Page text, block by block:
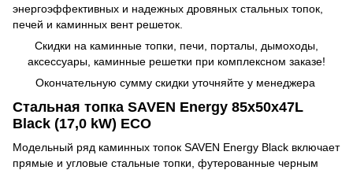
энергоэффективных и надежных дровяных стальных топок,
печей и каминных вент решеток.
Скидки на каминные топки, печи, порталы, дымоходы,
аксессуары, каминные решетки при комплексном заказе!
Окончательную сумму скидки уточняйте у менеджера
Стальная топка SAVEN Energy 85х50х47L
Black (17,0 kW) ECO
Модельный ряд каминных топок SAVEN Energy Black включает
прямые и угловые стальные топки, футерованные черным